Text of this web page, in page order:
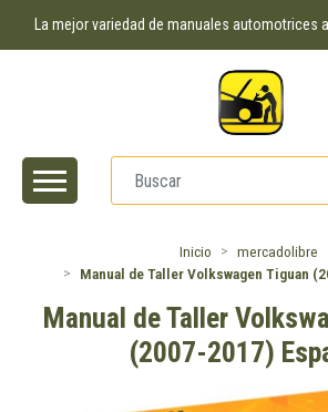
La mejor variedad de manuales automotrices
Inicio
mercadolibre
Manual de Taller Volkswagen Tiguan
Manual de Taller
(2007-2017)